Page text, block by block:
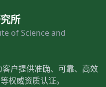
所
of Science and
户提供准确、可靠、高效
权威资质认证。